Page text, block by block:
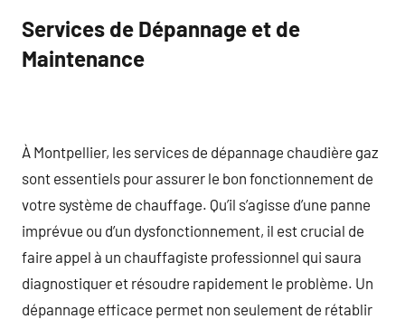
Services de Dépannage et de
Maintenance
À Montpellier, les services de dépannage chaudière gaz
sont essentiels pour assurer le bon fonctionnement de
votre système de chauffage. Qu’il s’agisse d’une panne
imprévue ou d’un dysfonctionnement, il est crucial de
faire appel à un chauffagiste professionnel qui saura
diagnostiquer et résoudre rapidement le problème. Un
dépannage efficace permet non seulement de rétablir